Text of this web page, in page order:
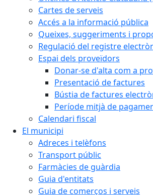
Cartes de serveis
Accés a la informació pública
Queixes, suggeriments i
Regulació del registre
Espai dels proveïdors
Donar-se d'alta com a
Presentació de factures
Bústia de factures
Període mitjà de
Calendari fiscal
El municipi
Adreces i telèfons
Transport públic
Farmàcies de guàrdia
Guia d'entitats
Guia de comerços i serveis